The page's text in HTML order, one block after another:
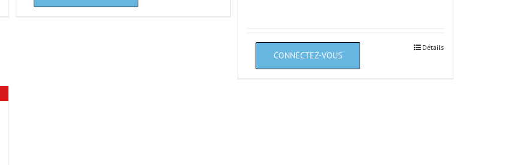
Détails